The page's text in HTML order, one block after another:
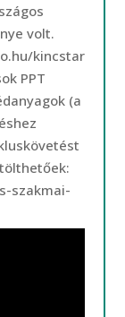
volt.
kincstar
PPT
(a
szakmai-